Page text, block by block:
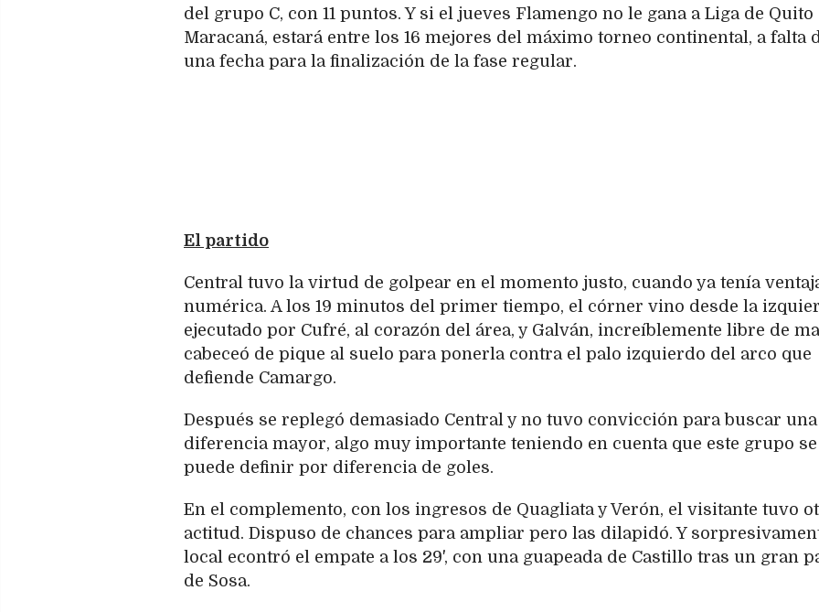
del grupo C, con 11 puntos. Y si el jueves Flamengo no le gana a Liga de Quito
Maracaná, estará entre los 16 mejores del máximo torneo continental, a falta
una fecha para la finalización de la fase regular.
El partido
Central tuvo la virtud de golpear en el momento justo, cuando ya tenía
numérica. A los 19 minutos del primer tiempo, el córner vino desde la
ejecutado por Cufré, al corazón del área, y Galván, increíblemente libre de
cabeceó de pique al suelo para ponerla contra el palo izquierdo del arco que
defiende Camargo.
Después se replegó demasiado Central y no tuvo convicción para buscar una
diferencia mayor, algo muy importante teniendo en cuenta que este grupo se
puede definir por diferencia de goles.
En el complemento, con los ingresos de Quagliata y Verón, el visitante tuvo
actitud. Dispuso de chances para ampliar pero las dilapidó. Y
local econtró el empate a los 29', con una guapeada de Castillo tras un gran
de Sosa.